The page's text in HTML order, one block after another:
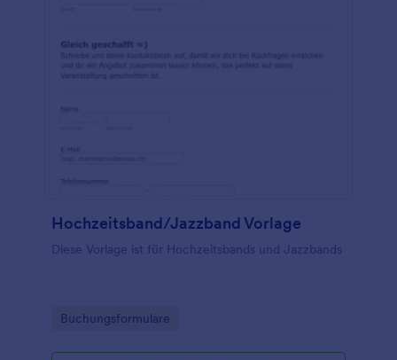
Hochzeitsband/Jazzband Vorlage
Diese Vorlage ist für Hochzeitsbands und Jazzbands
Go to Category:
Buchungsformulare